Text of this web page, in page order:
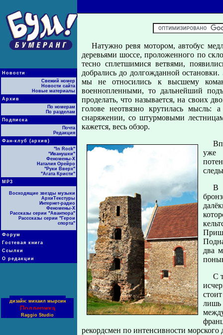
Новости
Свежий номер
Новости сайта
Новые материалы
Архив
По номерам
По разделам
Подписка
Почта
Редакция
Фан-клуб (архив)
"In Rock"
"Иванушки"
Феномены-Х
Наталия Орейро
"Руки Вверх"
"Агата Кристи"
МР3
Восходящие звезды музыки
АрхиТекстуры
Интернет-радио
Феномены-Х
Рассказы серии "Авантюра"
Расссказы серии "Герои
спорта"
Форум
Гостевая книга
Ссылки
О редакции
дизайн: михаил мырсин
Поддержка
Raggio Studio
Натужно ревя мотором, автобус
деревьями шоссе, проложенного по
тесно сплетшимися ветвями,
добрались до долгожданной
мы не относились к высшему
военнопленными, то дальнейший
проделать, что называется, на своих
голове неотвязно крутилась
снаряжении, со штурмовыми
кажется, весь обзор.
уже
В
два
С
лишь
рекордсмен по интенсивности